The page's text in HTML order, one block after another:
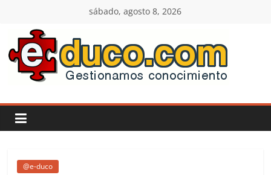
contenido
sábado, agosto 8, 2026
E-
duco:
Gestión
@e-duco